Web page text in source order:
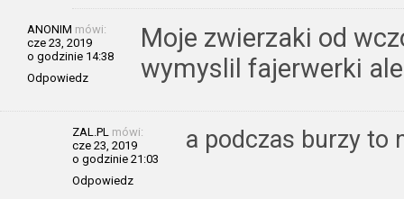
ANONIM mówi:
cze 23, 2019
o godzinie 14:38
Odpowiedz
Moje zwierzaki od
wymyslil fajerwerki
ZAL.PL mówi:
cze 23, 2019
o godzinie 21:03
Odpowiedz
a podczas burzy to